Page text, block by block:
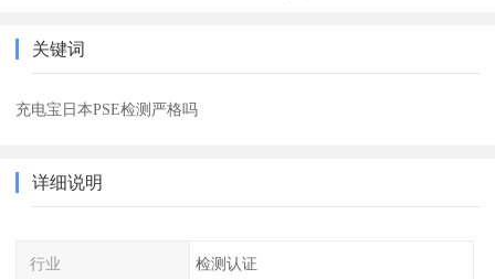
关键词
充电宝日本PSE检测严格吗
详细说明
行业 检测认证